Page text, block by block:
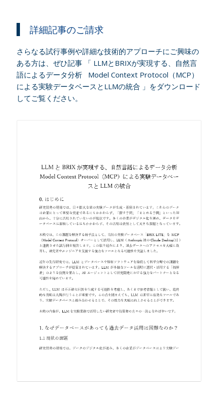
詳細記事のご請求
さらなる試行事例や詳細な技術的アプローチにご興味の
ある方は、ぜひ記事 「 LLMとBRIXが実現する、自然言
語によるデータ分析 Model Context Protocol（MCP）
による実験データベースとLLMの統合 」をダウンロード
してご覧ください。